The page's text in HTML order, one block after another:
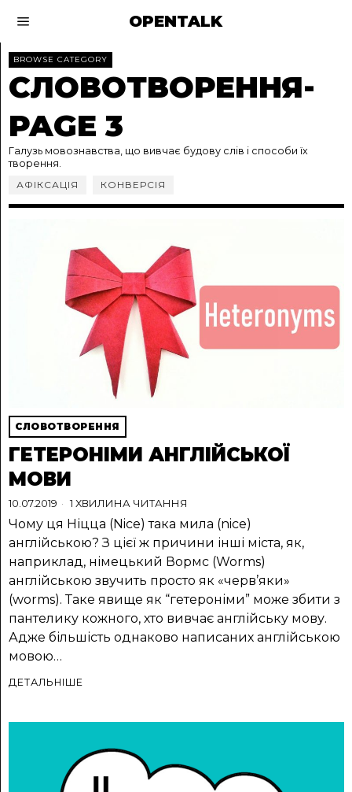
OPENTALK
BROWSE CATEGORY
СЛОВОТВОРЕННЯ-
PAGE 3
Галузь мовознавства, що вивчає будову слів і способи їх
творення.
АФІКСАЦІЯ
КОНВЕРСІЯ
СЛОВОТВОРЕННЯ
ГЕТЕРОНІМИ АНГЛІЙСЬКОЇ
МОВИ
10.07.2019 1 ХВИЛИНА ЧИТАННЯ
Чому ця Ніцца (Nice) така мила (nice)
англійською? З цієї ж причини інші міста, як,
наприклад, німецький Вормс (Worms)
англійською звучить просто як «черв’яки»
(worms). Таке явище як “гетероніми” може збити з
пантелику кожного, хто вивчає англійську мову.
Адже більшість однаково написаних англійською
мовою…
ДЕТАЛЬНІШЕ